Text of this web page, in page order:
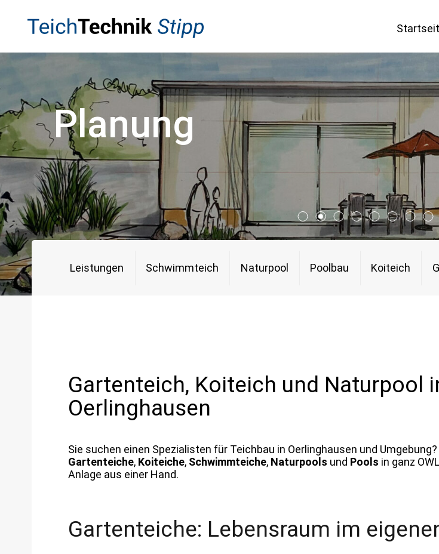
Salzpool
Leistungen Schwimmteich Naturpool Poolbau Koiteich
Gartenteich, Koiteich und Naturpool
Oerlinghausen
Sie suchen einen Spezialisten für Teichbau in Oerlinghausen und
Gartenteiche, Koiteiche, Schwimmteiche, Naturpools und Pools in ganz
Anlage aus einer Hand.
Gartenteiche: Lebensraum im